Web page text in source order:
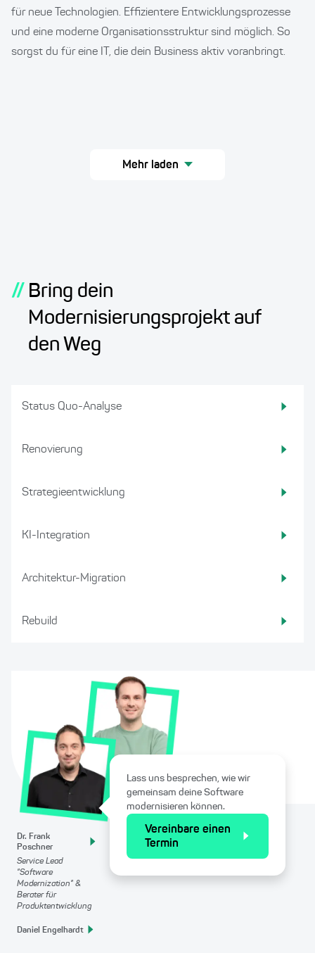
für neue Technologien. Effizientere Entwicklungsprozesse
und eine moderne Organisationsstruktur sind möglich. So
sorgst du für eine IT, die dein Business aktiv voranbringt.
Mehr laden
// Bring dein
Modernisierungsprojekt auf
den Weg
Status Quo-Analyse
Renovierung
Strategieentwicklung
KI-Integration
Architektur-Migration
Rebuild
Dr. Frank
Poschner
Service Lead
"Software
Modernization" &
Berater für
Produktentwicklung
Daniel Engelhardt
Lass uns besprechen, wie wir
gemeinsam deine Software
modernisieren können.
Vereinbare einen
Termin